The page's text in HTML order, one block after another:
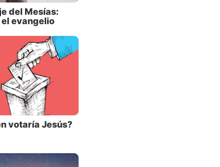
en
de
en la
del Mesías:
evangelio
votaría Jesús?